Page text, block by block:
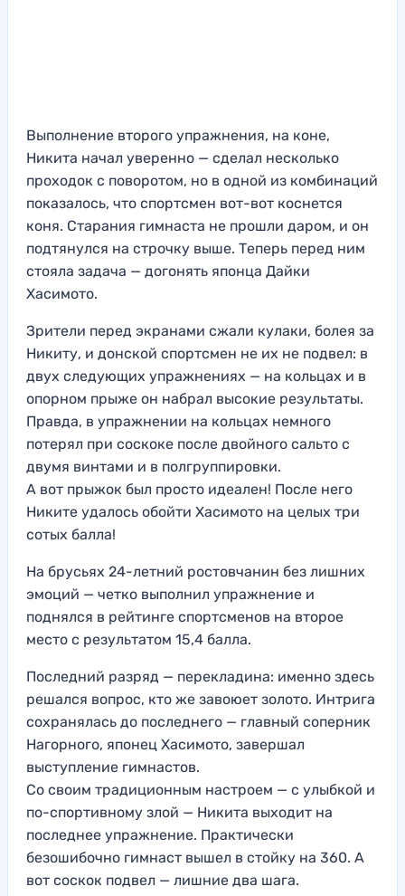
Выполнение второго упражнения, на коне,
Никита начал уверенно — сделал несколько
проходок с поворотом, но в одной из комбинаций
показалось, что спортсмен вот-вот коснется
коня. Старания гимнаста не прошли даром, и он
подтянулся на строчку выше. Теперь перед ним
стояла задача — догонять японца Дайки
Хасимото.
Зрители перед экранами сжали кулаки, болея за
Никиту, и донской спортсмен не их не подвел: в
двух следующих упражнениях — на кольцах и в
опорном прыже он набрал высокие результаты.
Правда, в упражнении на кольцах немного
потерял при соскоке после двойного сальто с
двумя винтами и в полгруппировки.
А вот прыжок был просто идеален! После него
Никите удалось обойти Хасимото на целых три
сотых балла!
На брусьях 24-летний ростовчанин без лишних
эмоций — четко выполнил упражнение и
поднялся в рейтинге спортсменов на второе
место с результатом 15,4 балла.
Последний разряд — перекладина: именно здесь
решался вопрос, кто же завоюет золото. Интрига
сохранялась до последнего — главный соперник
Нагорного, японец Хасимото, завершал
выступление гимнастов.
Со своим традиционным настроем — с улыбкой и
по-спортивному злой — Никита выходит на
последнее упражнение. Практически
безошибочно гимнаст вышел в стойку на 360. А
вот соскок подвел — лишние два шага.